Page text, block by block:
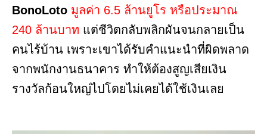
BonoLoto มูลค่า 6.5 ล้านยูโร หรือประมาณ
240 ล้านบาท แต่ชีวิตกลับพลิกผันจนกลายเป็น
คนไร้บ้าน เพราะเขาได้รับคำแนะนำที่ผิดพลาด
จากพนักงานธนาคาร ทำให้ต้องสูญเสียเงิน
รางวัลก้อนใหญ่ไปโดยไม่เคยได้ใช้เงินเลย